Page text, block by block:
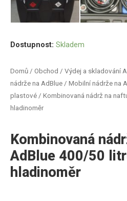
Domů / Obchod / Výdej a skladování
nádrže na AdBlue / Mobilní nádrže na
plastové / Kombinovaná nádrž na
hladinoměr
Kombinovaná
AdBlue 400/50
hladinoměr
Dostupnost: Skladem